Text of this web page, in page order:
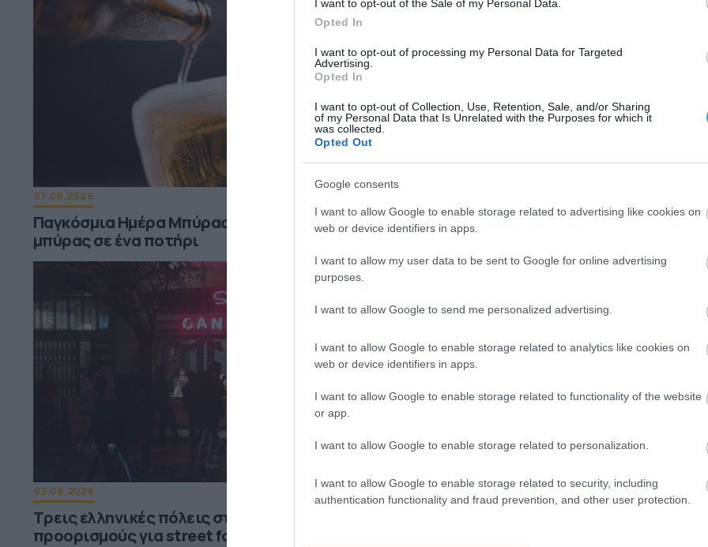
I want to opt-out of the Sale of my Personal Data.
Opted In
I want to opt-out of processing my Personal Data for Targeted
Advertising.
Opted In
I want to opt-out of Collection, Use, Retention, Sale, and/or Sharing
of my Personal Data that Is Unrelated with the Purposes for which it
was collected.
Opted Out
Google consents
I want to allow Google to enable storage related to advertising like cookies on
web or device identifiers in apps.
I want to allow my user data to be sent to Google for online advertising
purposes.
I want to allow Google to send me personalized advertising.
I want to allow Google to enable storage related to analytics like cookies on
web or device identifiers in apps.
I want to allow Google to enable storage related to functionality of the website
or app.
I want to allow Google to enable storage related to personalization.
I want to allow Google to enable storage related to security, including
authentication functionality and fraud prevention, and other user protection.
07.08.2026
Παγκόσμια Ημέρα Μπύρας: Η ιστορία της
μπύρας σε ένα ποτήρι
Το «τρικ» για να γεμίσετε εύκολα τις
παγοθήκες με νερό
02.08.2026
Τρεις ελληνικές πόλεις στους κορυφαίους
προορισμούς για street food
01.08.2026